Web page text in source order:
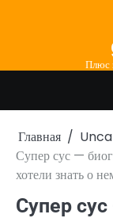
Плюс
Главная
Супер сус —
хотели знать о
Супер